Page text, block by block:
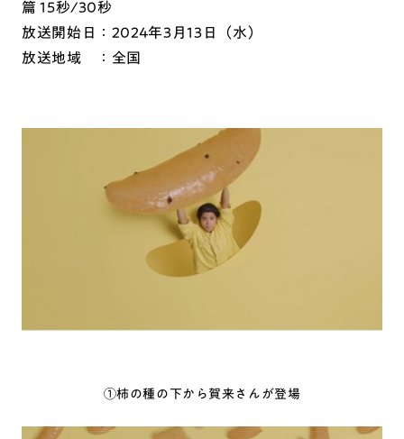
篇 15秒/30秒
放送開始日：2024年3月13日（水）
放送地域 ：全国
①柿の種の下から賀来さんが登場